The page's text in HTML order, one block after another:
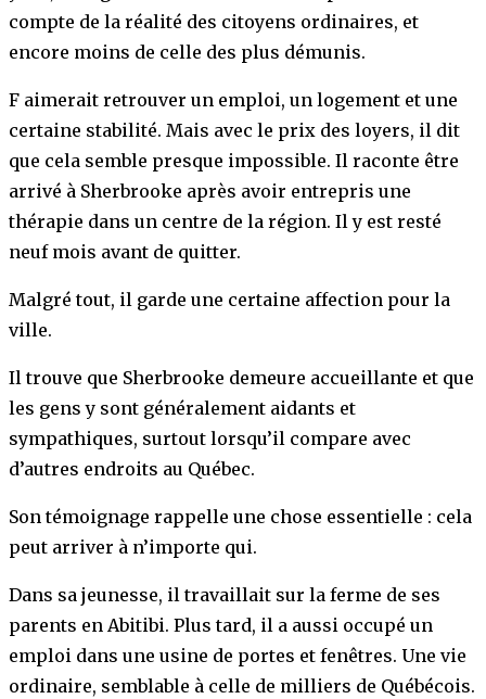
compte de la réalité des citoyens ordinaires, et
encore moins de celle des plus démunis.
F aimerait retrouver un emploi, un logement et une
certaine stabilité. Mais avec le prix des loyers, il dit
que cela semble presque impossible. Il raconte être
arrivé à Sherbrooke après avoir entrepris une
thérapie dans un centre de la région. Il y est resté
neuf mois avant de quitter.
Malgré tout, il garde une certaine affection pour la
ville.
Il trouve que Sherbrooke demeure accueillante et que
les gens y sont généralement aidants et
sympathiques, surtout lorsqu’il compare avec
d’autres endroits au Québec.
Son témoignage rappelle une chose essentielle : cela
peut arriver à n’importe qui.
Dans sa jeunesse, il travaillait sur la ferme de ses
parents en Abitibi. Plus tard, il a aussi occupé un
emploi dans une usine de portes et fenêtres. Une vie
ordinaire, semblable à celle de milliers de Québécois.